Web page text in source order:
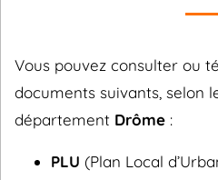
Vous pouvez consulter ou
documents suivants, selon
département Drôme :
PLU (Plan Local